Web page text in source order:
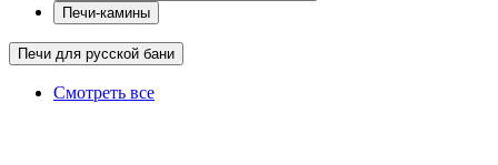
Печи-камины
Печи для русской бани
Смотреть все